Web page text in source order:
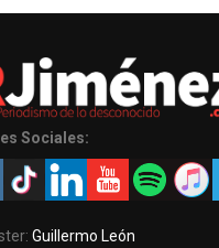
Sociales:
Guillermo León